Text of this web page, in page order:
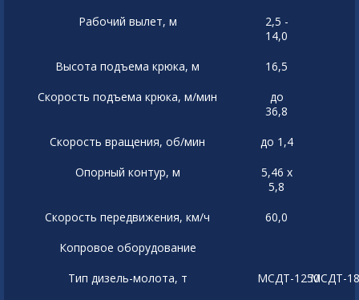
Рабочий вылет, м
2,5 -
14,0
Высота подъема крюка, м
16,5
Скорость подъема крюка, м/мин
до
36,8
Скорость вращения, об/мин
до 1,4
Опорный контур, м
5,46 х
5,8
Скорость передвижения, км/ч
60,0
Копровое оборудование
Тип дизель-молота, т
МСДТ-1250МСДТ-